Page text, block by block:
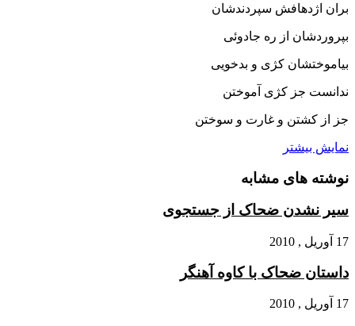
بران اژدهافش سپردندشان‏
بپروردشان از ره جادوئى
بیاموختشان کژى و بدخویى
ندانست جز کژى آموختن
جز از کشتن و غارت و سوختن
نمایش بیشتر
نوشته های مشابه
سیر نشدن ضحاک از جستجوى
17 آوریل , 2010
داستان ضحاک با کاوه آهنگر
17 آوریل , 2010